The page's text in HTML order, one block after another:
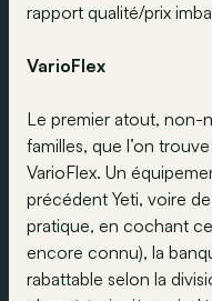
rapport qualité/prix
VarioFlex
Le premier atout, non-
familles, que l’on
VarioFlex. Un
précédent Yeti, voire
pratique, en cochant
encore connu), la
rabattable selon la